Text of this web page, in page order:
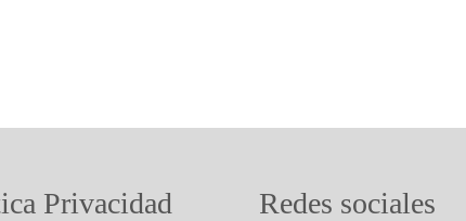
Privacidad Redes sociales